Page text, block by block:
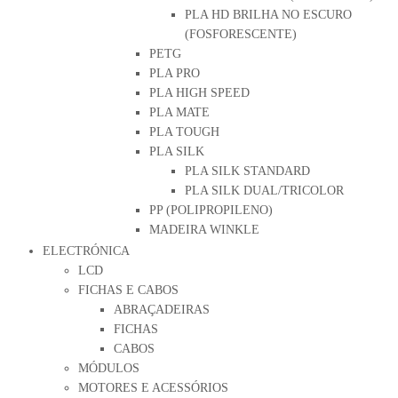
PLA HD BRILHA NO ESCURO
(FOSFORESCENTE)
PETG
PLA PRO
PLA HIGH SPEED
PLA MATE
PLA TOUGH
PLA SILK
PLA SILK STANDARD
PLA SILK DUAL/TRICOLOR
PP (POLIPROPILENO)
MADEIRA WINKLE
ELECTRÓNICA
LCD
FICHAS E CABOS
ABRAÇADEIRAS
FICHAS
CABOS
MÓDULOS
MOTORES E ACESSÓRIOS